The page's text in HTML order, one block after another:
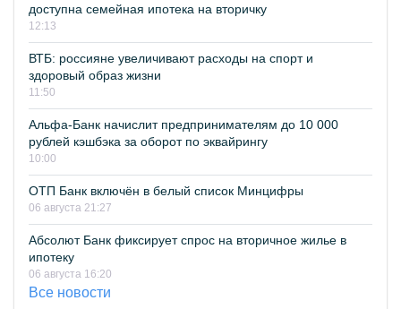
доступна семейная ипотека на вторичку
12:13
ВТБ: россияне увеличивают расходы на спорт и
здоровый образ жизни
11:50
Альфа-Банк начислит предпринимателям до 10 000
рублей кэшбэка за оборот по эквайрингу
10:00
ОТП Банк включён в белый список Минцифры
06 августа 21:27
Абсолют Банк фиксирует спрос на вторичное жилье в
ипотеку
06 августа 16:20
Все новости